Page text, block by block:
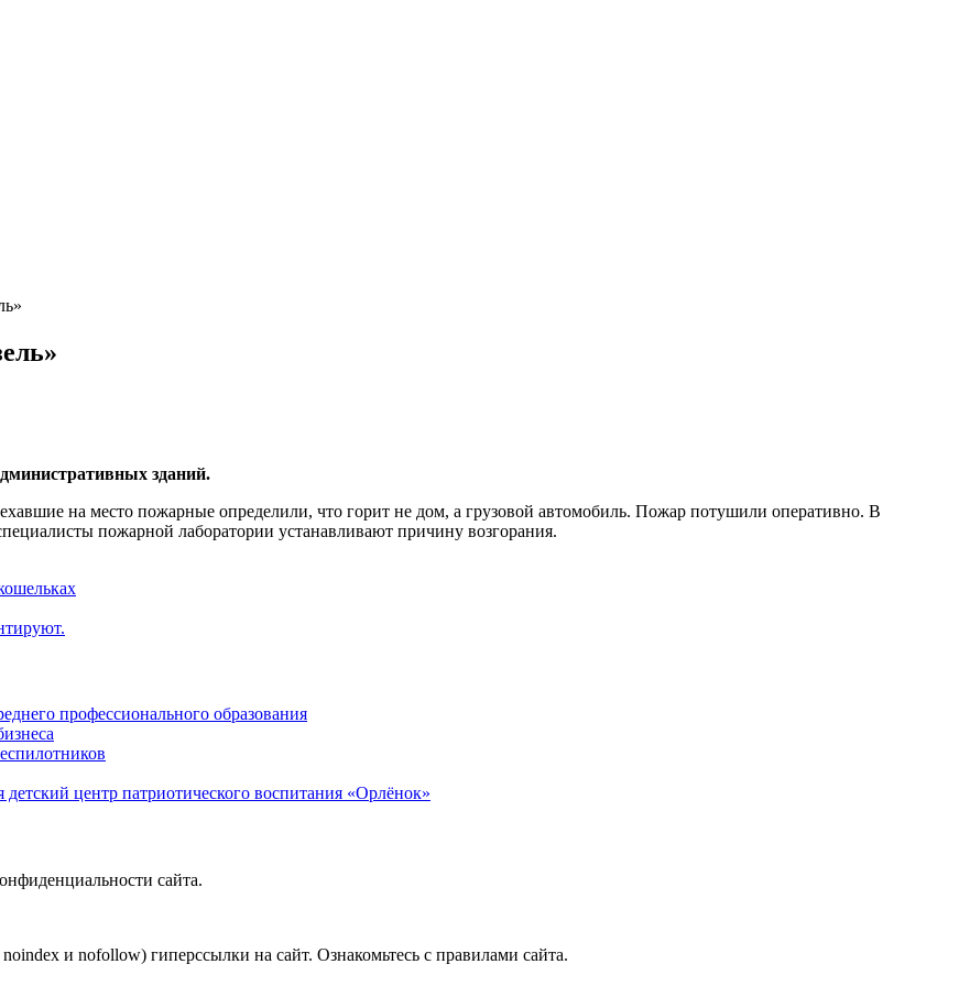
зданий.
на место пожарные определили, что горит не дом, а грузовой автомобиль. Пожар потушили оперативно. В
пожарной лаборатории устанавливают причину возгорания.
профессионального образования
центр патриотического воспитания «Орлёнок»
сайта.
и nofollow) гиперссылки на сайт. Ознакомьтесь с правилами сайта.